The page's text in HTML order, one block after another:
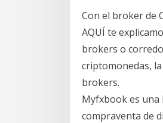
Con el broker de
AQUÍ te
brokers o
criptomonedas,
brokers.
Myfxbook es una
compraventa de